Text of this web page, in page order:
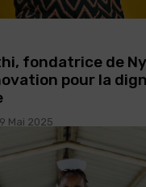
fondatrice de
pour la
Mai 2025